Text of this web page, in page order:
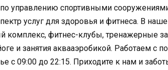
управлению спортивными
услуг для здоровья и фитнеса. В
комплекс, фитнес-клубы, тренажерные
и занятия аквааэробикой. Работаем с
с 09:00 до 22:15. Приходите к нам и